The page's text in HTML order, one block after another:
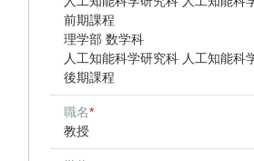
前期課程
理学部 数学科
人工知能科学研究科 人工知能科
後期課程
職名*
教授